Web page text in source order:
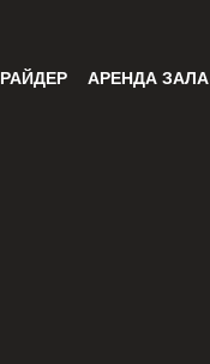
РАЙДЕР АРЕНДА ЗАЛА